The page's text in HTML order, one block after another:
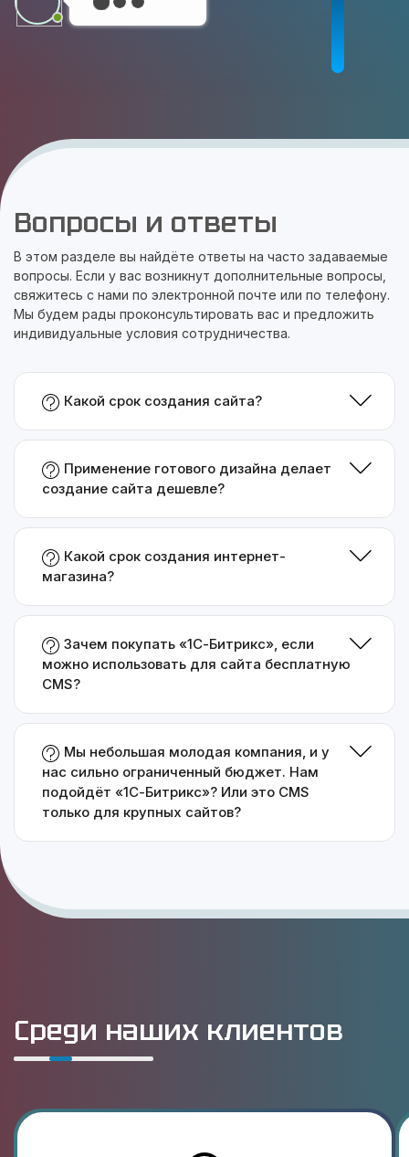
Вопросы и ответы
В этом разделе вы найдёте ответы на часто задаваемые
вопросы. Если у вас возникнут дополнительные вопросы,
свяжитесь с нами по электронной почте или по телефону.
Мы будем рады проконсультировать вас и предложить
индивидуальные условия сотрудничества.
Какой срок создания сайта?
Применение готового дизайна делает
создание сайта дешевле?
Какой срок создания интернет-
магазина?
Зачем покупать «1С-Битрикс», если
можно использовать для сайта бесплатную
CMS?
Мы небольшая молодая компания, и у
нас сильно ограниченный бюджет. Нам
подойдёт «1С-Битрикс»? Или это CMS
только для крупных сайтов?
Среди наших клиентов